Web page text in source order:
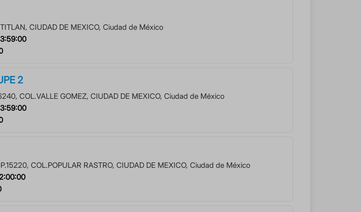
, CIUDAD DE MEXICO, Ciudad de México
2
, COL.VALLE GOMEZ, CIUDAD DE MEXICO, Ciudad de México
15220, COL.POPULAR RASTRO, CIUDAD DE MEXICO, Ciudad de México